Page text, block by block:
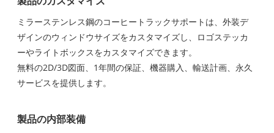
ミラーステンレス鋼のコーヒートラックサポートは、外装デ
ザインのウィンドウサイズをカスタマイズし、ロゴステッカ
ーやライトボックスをカスタマイズできます。
無料の2D/3D図面、1年間の保証、機器購入、輸送計画、永久
サービスを提供します。
製品の内部装備